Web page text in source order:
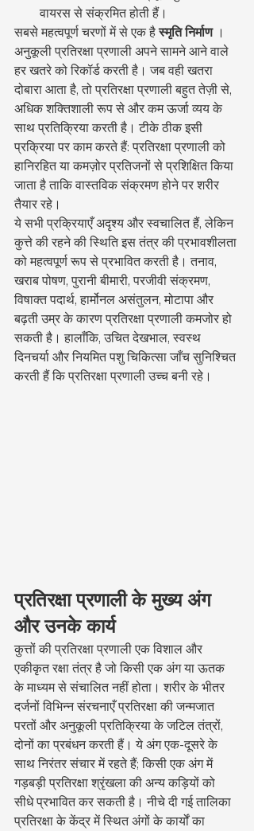
वायरस से संक्रमित होती हैं।
सबसे महत्वपूर्ण चरणों में से एक है स्मृति निर्माण ।
अनुकूली प्रतिरक्षा प्रणाली अपने सामने आने वाले
हर खतरे को रिकॉर्ड करती है। जब वही खतरा
दोबारा आता है, तो प्रतिरक्षा प्रणाली बहुत तेज़ी से,
अधिक शक्तिशाली रूप से और कम ऊर्जा व्यय के
साथ प्रतिक्रिया करती है। टीके ठीक इसी
प्रक्रिया पर काम करते हैं: प्रतिरक्षा प्रणाली को
हानिरहित या कमज़ोर प्रतिजनों से प्रशिक्षित किया
जाता है ताकि वास्तविक संक्रमण होने पर शरीर
तैयार रहे।
ये सभी प्रक्रियाएँ अदृश्य और स्वचालित हैं, लेकिन
कुत्ते की रहने की स्थिति इस तंत्र की प्रभावशीलता
को महत्वपूर्ण रूप से प्रभावित करती है। तनाव,
खराब पोषण, पुरानी बीमारी, परजीवी संक्रमण,
विषाक्त पदार्थ, हार्मोनल असंतुलन, मोटापा और
बढ़ती उम्र के कारण प्रतिरक्षा प्रणाली कमजोर हो
सकती है। हालाँकि, उचित देखभाल, स्वस्थ
दिनचर्या और नियमित पशु चिकित्सा जाँच सुनिश्चित
करती हैं कि प्रतिरक्षा प्रणाली उच्च बनी रहे।
प्रतिरक्षा प्रणाली के मुख्य अंग
और उनके कार्य
कुत्तों की प्रतिरक्षा प्रणाली एक विशाल और
एकीकृत रक्षा तंत्र है जो किसी एक अंग या ऊतक
के माध्यम से संचालित नहीं होता। शरीर के भीतर
दर्जनों विभिन्न संरचनाएँ प्रतिरक्षा की जन्मजात
परतों और अनुकूली प्रतिक्रिया के जटिल तंत्रों,
दोनों का प्रबंधन करती हैं। ये अंग एक-दूसरे के
साथ निरंतर संचार में रहते हैं; किसी एक अंग में
गड़बड़ी प्रतिरक्षा श्रृंखला की अन्य कड़ियों को
सीधे प्रभावित कर सकती है। नीचे दी गई तालिका
प्रतिरक्षा के केंद्र में स्थित अंगों के कार्यों का